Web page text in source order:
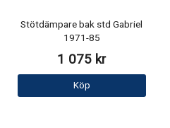
Stötdämpare bak std Gabriel
1971-85
1 075 kr
Köp